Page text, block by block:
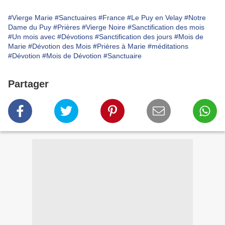
#Vierge Marie #Sanctuaires #France #Le Puy en Velay #Notre
Dame du Puy #Prières #Vierge Noire #Sanctification des mois
#Un mois avec #Dévotions #Sanctification des jours #Mois de
Marie #Dévotion des Mois #Prières à Marie #méditations
#Dévotion #Mois de Dévotion #Sanctuaire
Partager